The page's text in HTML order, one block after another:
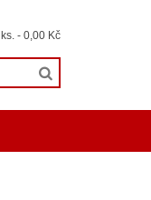
ks. - 0,00 Kč